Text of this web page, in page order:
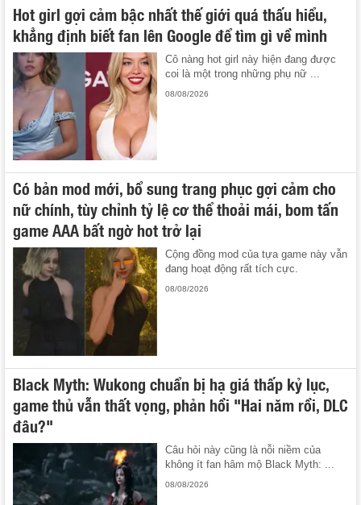
Hot girl gợi cảm bậc nhất thế giới quá thấu hiểu,
khẳng định biết fan lên Google để tìm gì về mình
Cô nàng hot girl này hiện đang được
coi là một trong những phụ nữ ...
08/08/2026
Có bản mod mới, bổ sung trang phục gợi cảm cho
nữ chính, tùy chỉnh tỷ lệ cơ thể thoải mái, bom tấn
game AAA bất ngờ hot trở lại
Cộng đồng mod của tựa game này vẫn
đang hoạt động rất tích cực.
08/08/2026
Black Myth: Wukong chuẩn bị hạ giá thấp kỷ lục,
game thủ vẫn thất vọng, phản hồi "Hai năm rồi, DLC
đâu?"
Câu hỏi này cũng là nỗi niềm của
không ít fan hâm mộ Black Myth: ...
08/08/2026